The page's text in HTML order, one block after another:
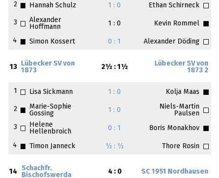
2 Hannah Schulz 1 : 0 Ethan Schirneck
3
Alexander
Hoffmann
1 : 0 Kevin Rommel
4 Simon Kossert 0 : 1 Alexander Döding
13
Lübecker SV von
1873
2½ : 1½
Lübecker SV von
1873 2
1 Lisa Sickmann 1 : 0 Kolja Maas
2
Marie-Sophie
Gossing
1 : 0
Niels-Martin
Paulsen
3
Helene
Hellenbroich
0 : 1 Boris Monakhov
4 Timon Janneck ½ : ½ Thore Rosin
14
Schachfr.
Bischofswerda
4 : 0 SC 1951 Nordhausen